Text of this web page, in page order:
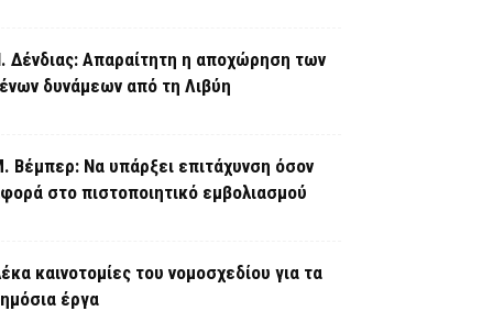
Δένδιας: Απαραίτητη η αποχώρηση των
δυνάμεων από τη Λιβύη
Βέμπερ: Να υπάρξει επιτάχυνση όσον
στο πιστοποιητικό εμβολιασμού
καινοτομίες του νομοσχεδίου για τα
έργα